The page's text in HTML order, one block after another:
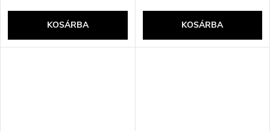
KOSÁRBA KOSÁRBA